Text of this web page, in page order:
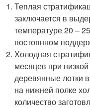
Теплая
заключается в
температуре 20 –
постоянном
Холодная
месяцев при
деревянные лотки
на нижней полке
количество